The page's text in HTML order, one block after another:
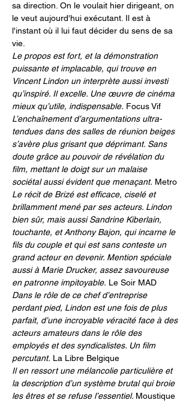
sa direction. On le voulait hier dirigeant, on
le veut aujourd'hui exécutant. Il est à
l'instant où il lui faut décider du sens de sa
vie.
Le propos est fort, et la démonstration
puissante et implacable, qui trouve en
Vincent Lindon un interprète aussi investi
qu’inspiré. Il excelle. Une œuvre de cinéma
mieux qu’utile, indispensable. Focus Vif
L’enchaînement d’argumentations ultra-
tendues dans des salles de réunion beiges
s’avère plus grisant que déprimant. Sans
doute grâce au pouvoir de révélation du
film, mettant le doigt sur un malaise
sociétal aussi évident que menaçant. Metro
Le récit de Brizé est efficace, ciselé et
brillamment mené par ses acteurs. Lindon
bien sûr, mais aussi Sandrine Kiberlain,
touchante, et Anthony Bajon, qui incarne le
fils du couple et qui est sans conteste un
grand acteur en devenir. Mention spéciale
aussi à Marie Drucker, assez savoureuse
en patronne impitoyable. Le Soir MAD
Dans le rôle de ce chef d’entreprise
perdant pied, Lindon est une fois de plus
parfait, d’une incroyable véracité face à des
acteurs amateurs dans le rôle des
employés et des syndicalistes. Un film
percutant. La Libre Belgique
Il en ressort une mélancolie particulière et
la description d’un système brutal qui broie
les êtres et se refuse l’essentiel. Moustique